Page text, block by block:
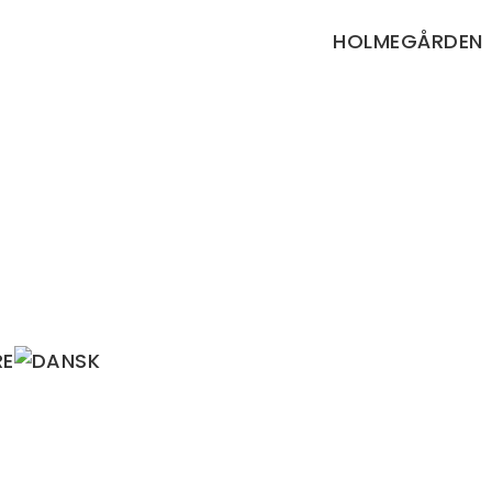
HOLMEGÅRDEN